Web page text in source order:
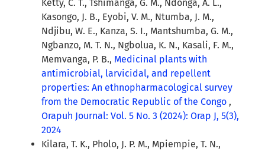
Ketty, C. T., Tshimanga, G. M., Ndonga, A. L.,
Kasongo, J. B., Eyobi, V. M., Ntumba, J. M.,
Ndjibu, W. E., Kanza, S. I., Mantshumba, G. M.,
Ngbanzo, M. T. N., Ngbolua, K. N., Kasali, F. M.,
Memvanga, P. B., Medicinal plants with
antimicrobial, larvicidal, and repellent
properties: An ethnopharmacological survey
from the Democratic Republic of the Congo ,
Orapuh Journal: Vol. 5 No. 3 (2024): Orap J, 5(3),
2024
Kilara, T. K., Pholo, J. P. M., Mpiempie, T. N.,